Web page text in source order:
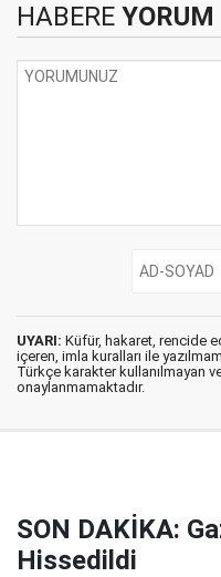
HABERE
UYARI: Küfür, hakaret, rencide
içeren, imla kuralları ile
Türkçe karakter kullanılmayan
onaylanmamaktadır.
SON DAKİKA:
Hissedildi